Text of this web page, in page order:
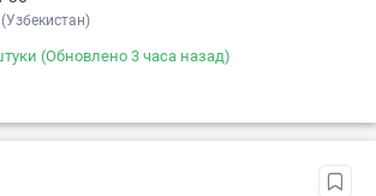
(Обновлено 3 часа назад)